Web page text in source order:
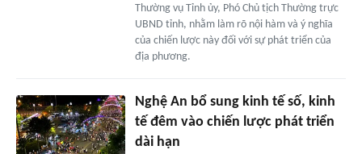
Thường vụ Tỉnh ủy, Phó Chủ tịch Thường trực
UBND tỉnh, nhằm làm rõ nội hàm và ý nghĩa
của chiến lược này đối với sự phát triển của
địa phương.
Nghệ An bổ sung kinh tế số, kinh
tế đêm vào chiến lược phát triển
dài hạn